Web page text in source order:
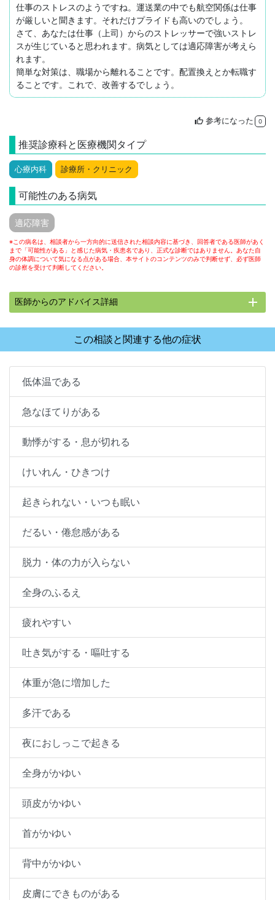
仕事のストレスのようですね。運送業の中でも航空関係は仕事
が厳しいと聞きます。それだけプライドも高いのでしょう。
さて、あなたは仕事（上司）からのストレッサーで強いストレ
スが生じていると思われます。病気としては適応障害が考えら
れます。
簡単な対策は、職場から離れることです。配置換えとか転職す
ることです。これで、改善するでしょう。
thumb_up 参考になった 0
推奨診療科と医療機関タイプ
心療内科 診療所・クリニック
可能性のある病気
適応障害
※この病名は、相談者から一方向的に送信された相談内容に基づき、回答者である医師があく
まで「可能性がある」と感じた病気・疾患名であり、正式な診断ではありません。あなた自
身の体調について気になる点がある場合、本サイトのコンテンツのみで判断せず、必ず医師
の診察を受けて判断してください。
医師からのアドバイス詳細 add
この相談と関連する他の症状
低体温である
急なほてりがある
動悸がする・息が切れる
けいれん・ひきつけ
起きられない・いつも眠い
だるい・倦怠感がある
脱力・体の力が入らない
全身のふるえ
疲れやすい
吐き気がする・嘔吐する
体重が急に増加した
多汗である
夜におしっこで起きる
全身がかゆい
頭皮がかゆい
首がかゆい
背中がかゆい
皮膚にできものがある